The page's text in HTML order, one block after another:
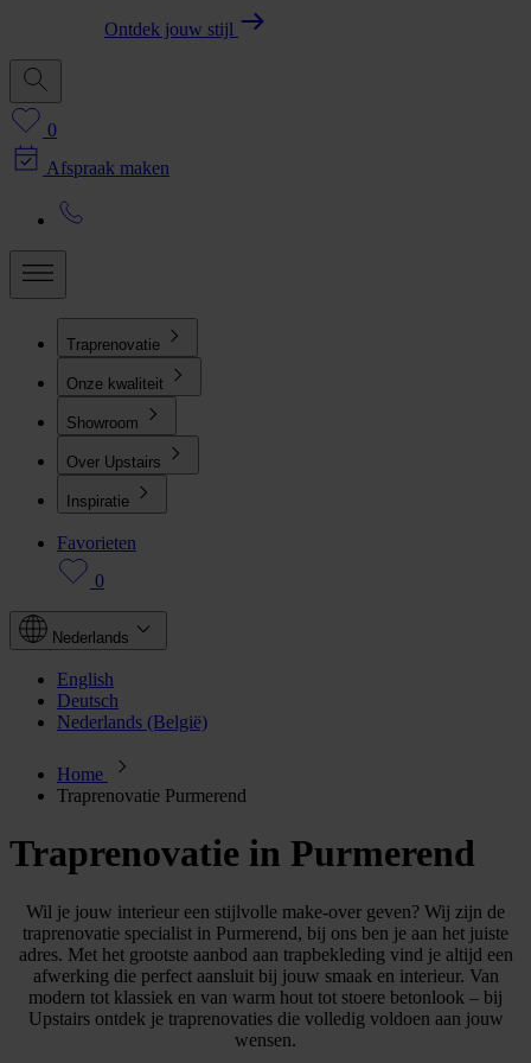
Ontdek jouw stijl
0
Afspraak maken
Traprenovatie
Onze kwaliteit
Showroom
Over Upstairs
Inspiratie
Favorieten
0
Nederlands
English
Deutsch
Nederlands (België)
Home
Traprenovatie Purmerend
Traprenovatie in Purmerend
Wil je jouw interieur een stijlvolle make-over geven? Wij zijn de
traprenovatie specialist in Purmerend, bij ons ben je aan het juiste
adres. Met het grootste aanbod aan trapbekleding vind je altijd een
afwerking die perfect aansluit bij jouw smaak en interieur. Van
modern tot klassiek en van warm hout tot stoere betonlook – bij
Upstairs ontdek je traprenovaties die volledig voldoen aan jouw
wensen.